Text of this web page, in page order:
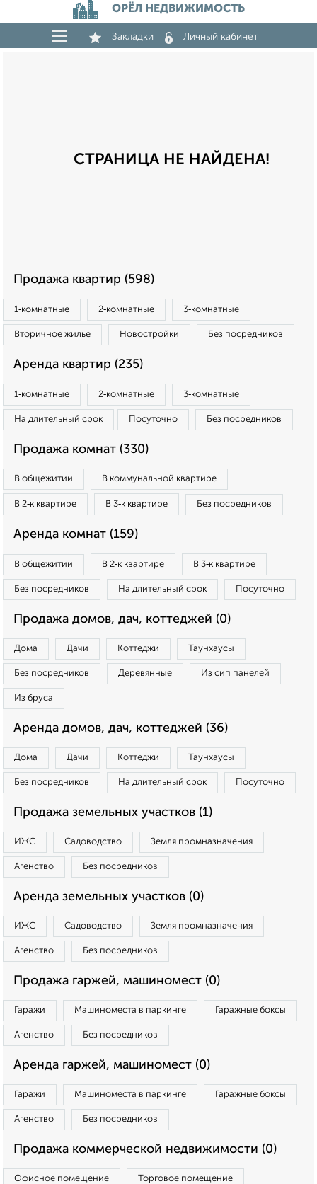
ОРЁЛ НЕДВИЖИМОСТЬ
Закладки Личный кабинет
СТРАНИЦА НЕ НАЙДЕНА!
Продажа квартир (598)
1‑комнатные 2‑комнатные 3‑комнатные
Вторичное жилье Новостройки Без посредников
Аренда квартир (235)
1‑комнатные 2‑комнатные 3‑комнатные
На длительный срок Посуточно Без посредников
Продажа комнат (330)
В общежитии В коммунальной квартире
В 2‑к квартире В 3‑к квартире Без посредников
Аренда комнат (159)
В общежитии В 2‑к квартире В 3‑к квартире
Без посредников На длительный срок Посуточно
Продажа домов, дач, коттеджей (0)
Дома Дачи Коттеджи Таунхаусы
Без посредников Деревянные Из сип панелей
Из бруса
Аренда домов, дач, коттеджей (36)
Дома Дачи Коттеджи Таунхаусы
Без посредников На длительный срок Посуточно
Продажа земельных участков (1)
ИЖС Садоводство Земля промназначения
Агенство Без посредников
Аренда земельных участков (0)
ИЖС Садоводство Земля промназначения
Агенство Без посредников
Продажа гаржей, машиномест (0)
Гаражи Машиноместа в паркинге Гаражные боксы
Агенство Без посредников
Аренда гаржей, машиномест (0)
Гаражи Машиноместа в паркинге Гаражные боксы
Агенство Без посредников
Продажа коммерческой недвижимости (0)
Офисное помещение Торговое помещение